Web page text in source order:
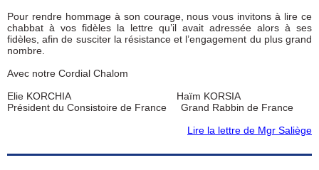
Pour rendre hommage à son courage, nous vous invitons à lire ce
chabbat à vos fidèles la lettre qu’il avait adressée alors à ses
fidèles, afin de susciter la résistance et l’engagement du plus grand
nombre.
Avec notre Cordial Chalom
Elie KORCHIA Haïm KORSIA
Président du Consistoire de France Grand Rabbin de France
Lire la lettre de Mgr Saliège